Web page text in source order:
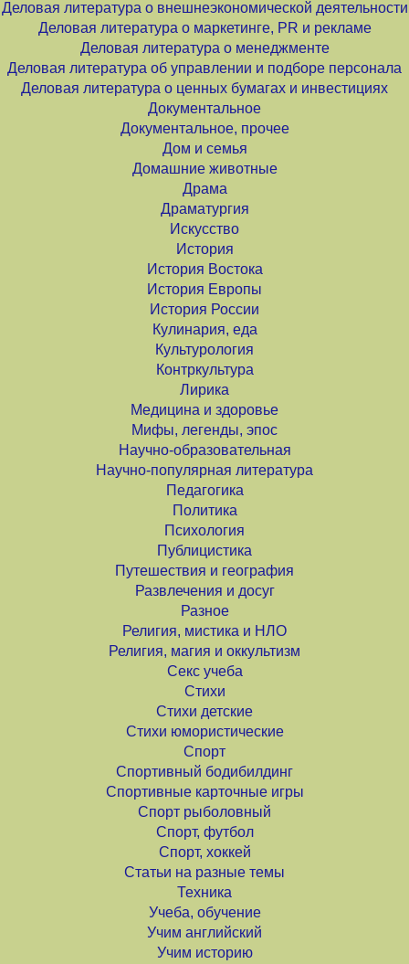
Деловая литература о внешнеэкономической деятельности
Деловая литература о маркетинге, PR и рекламе
Деловая литература о менеджменте
Деловая литература об управлении и подборе персонала
Деловая литература о ценных бумагах и инвестициях
Документальное
Документальное, прочее
Дом и семья
Домашние животные
Драма
Драматургия
Искусство
История
История Востока
История Европы
История России
Кулинария, еда
Культурология
Контркультура
Лирика
Медицина и здоровье
Мифы, легенды, эпос
Научно-образовательная
Научно-популярная литература
Педагогика
Политика
Психология
Публицистика
Путешествия и география
Развлечения и досуг
Разное
Религия, мистика и НЛО
Религия, магия и оккультизм
Секс учеба
Стихи
Стихи детские
Стихи юмористические
Спорт
Спортивный бодибилдинг
Спортивные карточные игры
Спорт рыболовный
Спорт, футбол
Спорт, хоккей
Статьи на разные темы
Техника
Учеба, обучение
Учим английский
Учим историю